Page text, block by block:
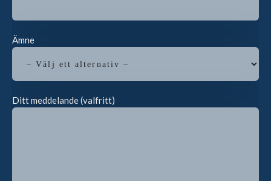
Ämne
Ditt meddelande (valfritt)